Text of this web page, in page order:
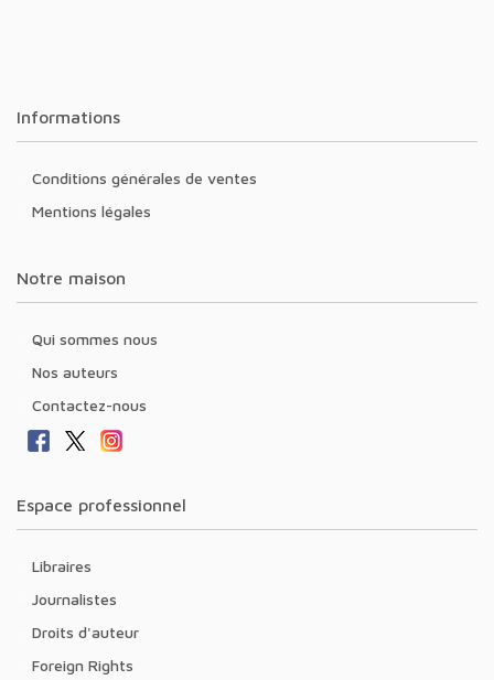
Informations
Conditions générales de ventes
Mentions légales
Notre maison
Qui sommes nous
Nos auteurs
Contactez-nous
Espace professionnel
Libraires
Journalistes
Droits d'auteur
Foreign Rights